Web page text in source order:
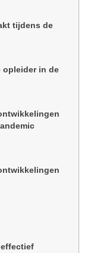
tijdens de
opleider in de